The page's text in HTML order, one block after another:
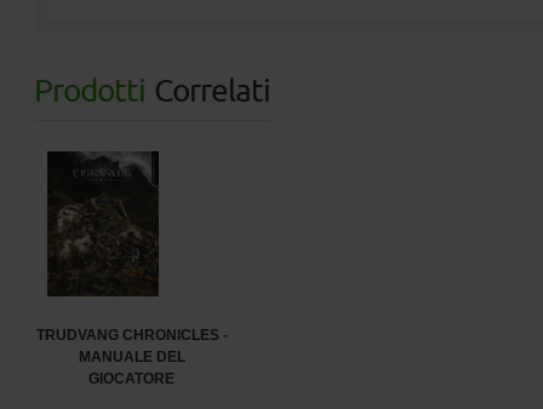
Prodotti Correlati
TRUDVANG CHRONICLES -
MANUALE DEL
GIOCATORE